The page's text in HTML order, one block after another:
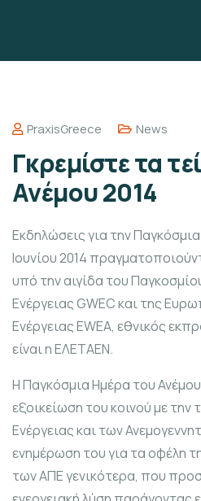
PraxisGreece News
Γκρεμίστε τα
Ανέμου 2014
Εκδηλώσεις για την
Ιουνίου 2014
υπό την αιγίδα του
Ενέργειας GWEC και της
Ενέργειας EWEA, εθνικός
είναι η ΕΛΕΤΑΕΝ.
Η Παγκόσμια Ημέρα του
εξοικείωση του κοινού με την
Ενέργειας και των
ενημέρωση του για τα οφέλη
των ΑΠΕ γενικότερα, που